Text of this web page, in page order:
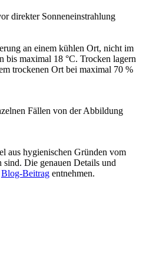
direkter Sonneneinstrahlung
an einem kühlen Ort, nicht im
bis maximal 18 °C. Trocken lagern
trockenen Ort bei maximal 70 %
Fällen von der Abbildung
aus hygienischen Gründen vom
sind. Die genauen Details und
Blog-Beitrag entnehmen.